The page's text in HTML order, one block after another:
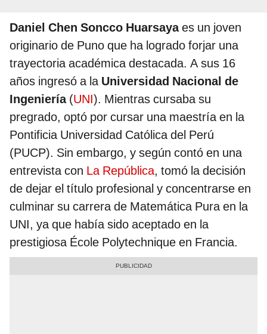
Daniel Chen Soncco Huarsayaes un joven
originario de Puno que ha logrado forjar una
trayectoria académica destacada. A sus 16
años ingresó a la Universidad Nacional de
Ingeniería(UNI). Mientras cursaba su
pregrado, optó por cursar una maestría en la
Pontificia Universidad Católica del Perú
(PUCP). Sin embargo, y según contó en una
entrevista con La República, tomó la decisión
de dejar el título profesional y concentrarse en
culminar su carrera de Matemática Pura en la
UNI, ya que había sido aceptado en la
prestigiosa École Polytechnique en Francia.